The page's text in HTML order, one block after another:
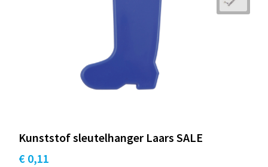
Kunststof sleutelhanger Laars SALE
€ 0,11